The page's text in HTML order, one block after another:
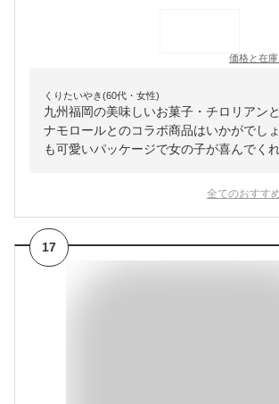
価格と在庫
くりたいやき(60代・女性)
九州福岡の美味しいお菓子・チロリアン
ナモロールとのコラボ商品はいかがでし
も可愛いパッケージで女の子が喜んでく
全てのおすす
17